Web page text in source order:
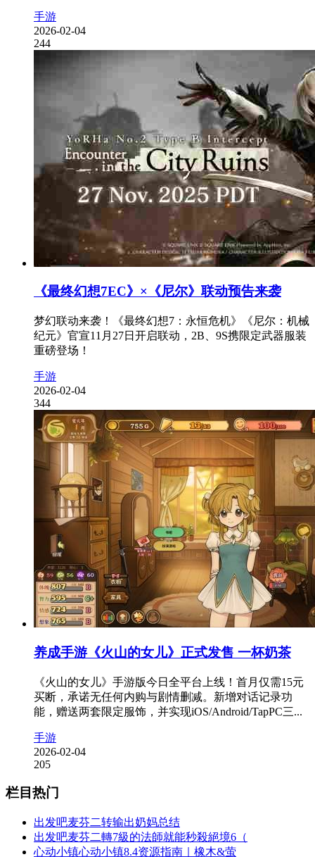
手游
2026-02-04
244
《最终幻想7EC》×《尼尔》联动预告来袭
梦幻联动来袭！《最终幻想7：永恒危机》《尼尔：机械
纪元》官宣11月27日开启联动，2B、9S携限定武器服装
重磅登场！
手游
2026-02-04
344
养成手游《火山的女儿》正式发售 一杯奶茶
《火山的女儿》手游版今日全平台上线！首月仅需15元
买断，承诺无任何内购与剧情删减。新增对话记录功
能，赠送两套限定服饰，并实现iOS/Android/TapPC三...
手游
2026-02-04
205
栏目热门
出发吧麦芬二转输出奶妈总结
出发吧麦芬二轉7級的法師就能秒殺絕境6（
心动小镇心动小镇8.4资源指南｜橡木&萤